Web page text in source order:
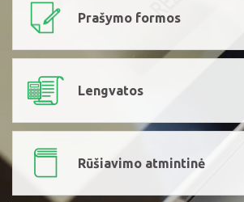
Prašymo formos
Lengvatos
Rūšiavimo atmintinė